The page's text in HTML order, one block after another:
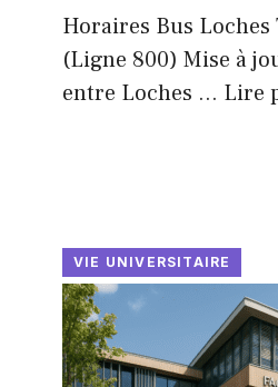
Horaires Bus Loches
(Ligne 800) Mise à
entre Loches ... Lire
VIE UNIVERSITAIRE